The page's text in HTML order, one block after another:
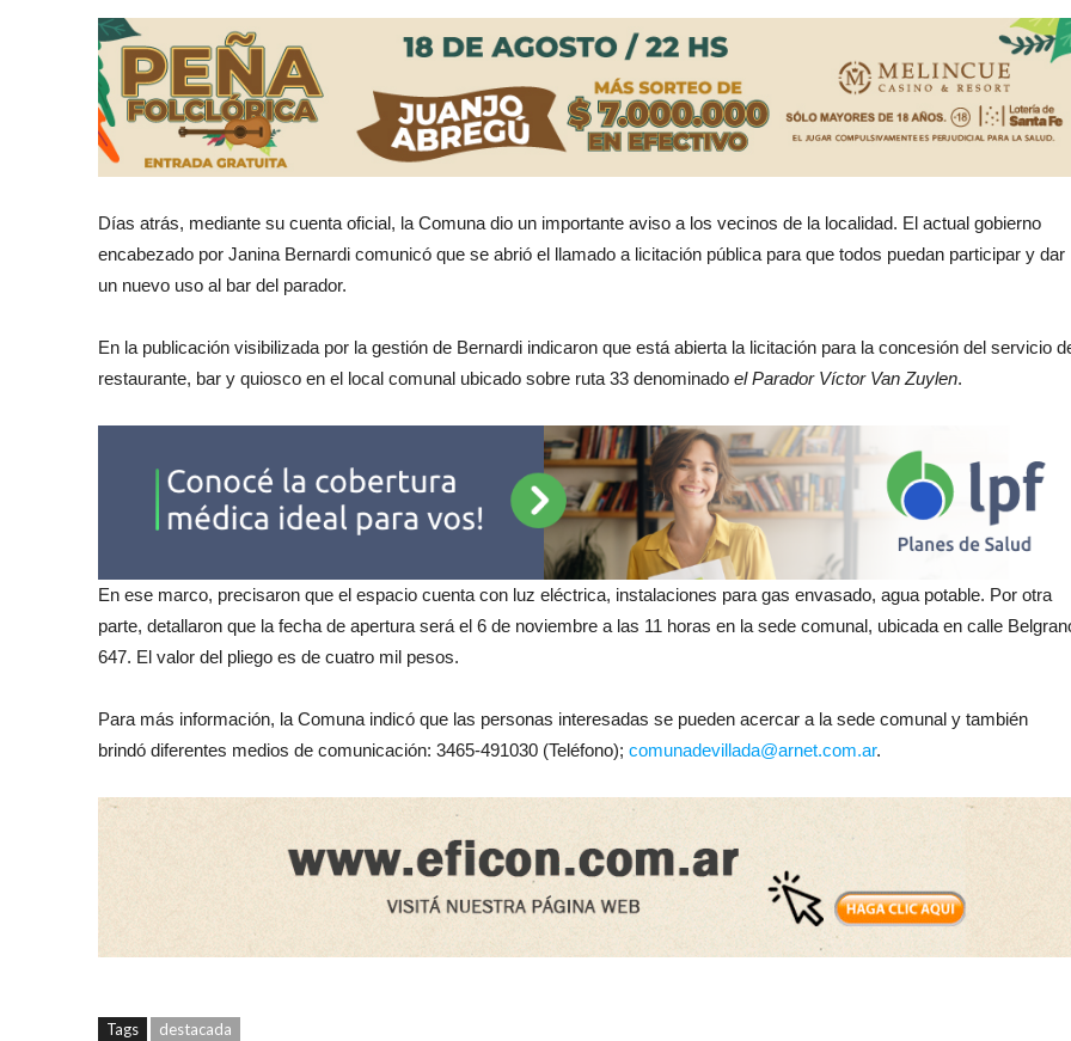
Días atrás, mediante su cuenta oficial, la Comuna dio un importante aviso a los vecinos de la localidad. El actual gobierno
encabezado por Janina Bernardi comunicó que se abrió el llamado a licitación pública para que todos puedan participar y dar
un nuevo uso al bar del parador.
En la publicación visibilizada por la gestión de Bernardi indicaron que está abierta la licitación para la concesión del servicio
restaurante, bar y quiosco en el local comunal ubicado sobre ruta 33 denominado el Parador Víctor Van Zuylen.
En ese marco, precisaron que el espacio cuenta con luz eléctrica, instalaciones para gas envasado, agua potable. Por otra
parte, detallaron que la fecha de apertura será el 6 de noviembre a las 11 horas en la sede comunal, ubicada en calle
647. El valor del pliego es de cuatro mil pesos.
Para más información, la Comuna indicó que las personas interesadas se pueden acercar a la sede comunal y también
brindó diferentes medios de comunicación: 3465-491030 (Teléfono); comunadevillada@arnet.com.ar.
Tags destacada